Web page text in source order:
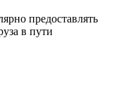
предоставлять
в пути